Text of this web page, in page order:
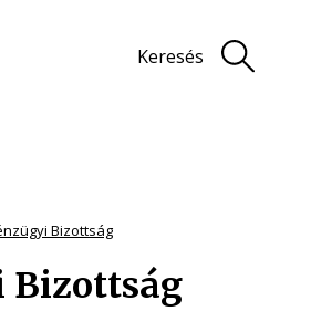
Keresés
Bizottság
Bizottság